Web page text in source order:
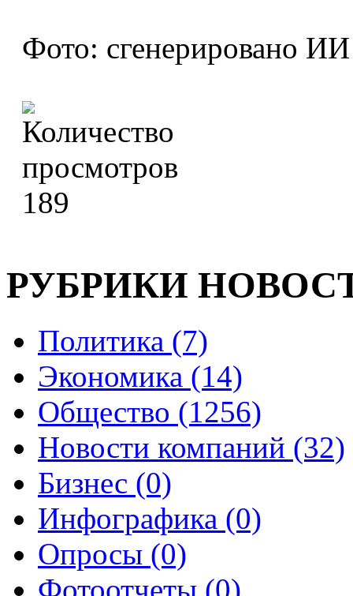
Фото: сгенерировано ИИ
189
РУБРИКИ
Политика (7)
Экономика (14)
Общество (1256)
Новости компаний (32)
Бизнес (0)
Инфографика (0)
Опросы (0)